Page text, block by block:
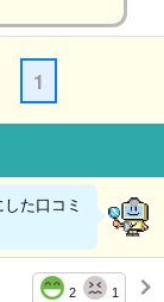
1
た口コミ
2 1